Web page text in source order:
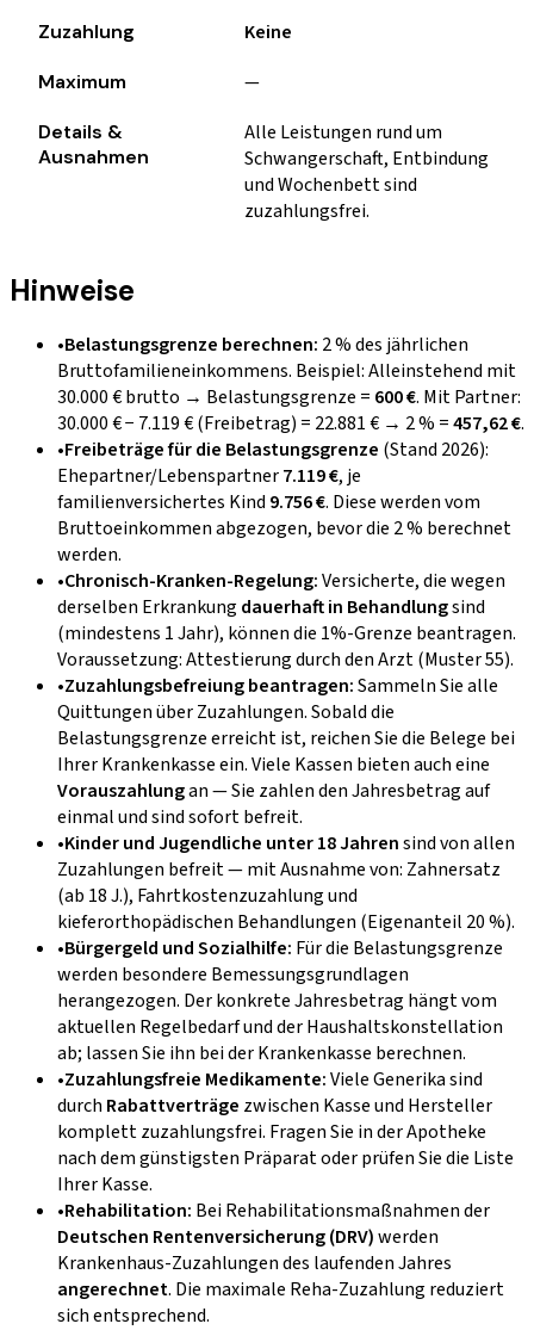
Keine
—
Alle Leistungen rund um
Schwangerschaft, Entbindung
und Wochenbett sind
zuzahlungsfrei.
Hinweise
•Belastungsgrenze berechnen: 2 % des jährlichen
Bruttofamilieneinkommens. Beispiel: Alleinstehend mit
30.000 € brutto → Belastungsgrenze = 600 €. Mit Partner:
30.000 € − 7.119 € (Freibetrag) = 22.881 € → 2 % =457,62 €.
•Freibeträge für die Belastungsgrenze (Stand 2026):
Ehepartner/Lebenspartner7.119 €, je
familienversichertes Kind 9.756 €. Diese werden vom
Bruttoeinkommen abgezogen, bevor die 2 % berechnet
werden.
•Chronisch-Kranken-Regelung:Versicherte, die wegen
derselben Erkrankung dauerhaft in Behandlungsind
(mindestens 1 Jahr), können die 1%-Grenze beantragen.
Voraussetzung: Attestierung durch den Arzt (Muster 55).
•Zuzahlungsbefreiung beantragen:Sammeln Sie alle
Quittungen über Zuzahlungen. Sobald die
Belastungsgrenze erreicht ist, reichen Sie die Belege bei
Ihrer Krankenkasse ein. Viele Kassen bieten auch eine
Vorauszahlungan — Sie zahlen den Jahresbetrag auf
einmal und sind sofort befreit.
•Kinder und Jugendliche unter 18 Jahrensind von allen
Zuzahlungen befreit — mit Ausnahme von: Zahnersatz
(ab 18 J.), Fahrtkostenzuzahlung und
kieferorthopädischen Behandlungen (Eigenanteil 20 %).
•Bürgergeld und Sozialhilfe: Für die Belastungsgrenze
werden besondere Bemessungsgrundlagen
herangezogen. Der konkrete Jahresbetrag hängt vom
aktuellen Regelbedarf und der Haushaltskonstellation
ab; lassen Sie ihn bei der Krankenkasse berechnen.
•Zuzahlungsfreie Medikamente:Viele Generika sind
durch Rabattverträge zwischen Kasse und Hersteller
komplett zuzahlungsfrei. Fragen Sie in der Apotheke
nach dem günstigsten Präparat oder prüfen Sie die Liste
Ihrer Kasse.
•Rehabilitation: Bei Rehabilitationsmaßnahmen der
Deutschen Rentenversicherung (DRV)werden
Krankenhaus-Zuzahlungen des laufenden Jahres
angerechnet. Die maximale Reha-Zuzahlung reduziert
sich entsprechend.